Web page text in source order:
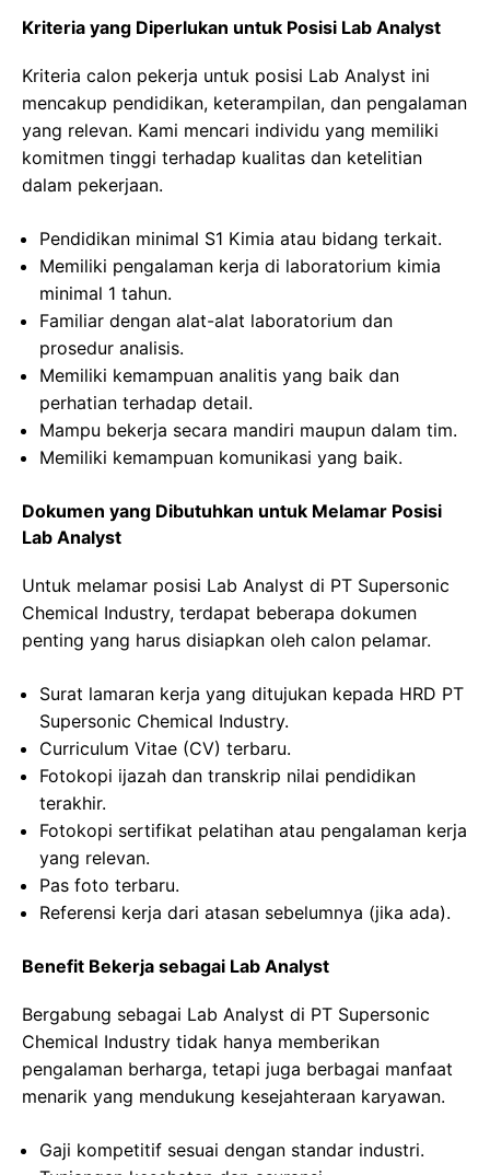
Kriteria yang Diperlukan untuk Posisi Lab Analyst
Kriteria calon pekerja untuk posisi Lab Analyst ini
mencakup pendidikan, keterampilan, dan pengalaman
yang relevan. Kami mencari individu yang memiliki
komitmen tinggi terhadap kualitas dan ketelitian
dalam pekerjaan.
Pendidikan minimal S1 Kimia atau bidang terkait.
Memiliki pengalaman kerja di laboratorium kimia
minimal 1 tahun.
Familiar dengan alat-alat laboratorium dan
prosedur analisis.
Memiliki kemampuan analitis yang baik dan
perhatian terhadap detail.
Mampu bekerja secara mandiri maupun dalam tim.
Memiliki kemampuan komunikasi yang baik.
Dokumen yang Dibutuhkan untuk Melamar Posisi
Lab Analyst
Untuk melamar posisi Lab Analyst di PT Supersonic
Chemical Industry, terdapat beberapa dokumen
penting yang harus disiapkan oleh calon pelamar.
Surat lamaran kerja yang ditujukan kepada HRD PT
Supersonic Chemical Industry.
Curriculum Vitae (CV) terbaru.
Fotokopi ijazah dan transkrip nilai pendidikan
terakhir.
Fotokopi sertifikat pelatihan atau pengalaman kerja
yang relevan.
Pas foto terbaru.
Referensi kerja dari atasan sebelumnya (jika ada).
Benefit Bekerja sebagai Lab Analyst
Bergabung sebagai Lab Analyst di PT Supersonic
Chemical Industry tidak hanya memberikan
pengalaman berharga, tetapi juga berbagai manfaat
menarik yang mendukung kesejahteraan karyawan.
Gaji kompetitif sesuai dengan standar industri.